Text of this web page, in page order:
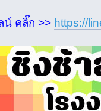
น์ คลิ๊ก >> https://